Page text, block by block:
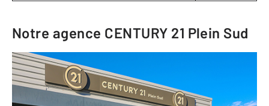
Notre agence CENTURY 21 Plein Sud